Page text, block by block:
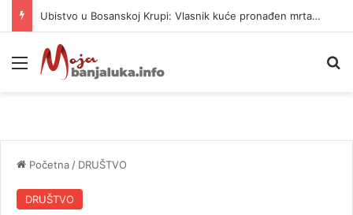
Neočekivan gost u Guči: Orban uživa uz trube i pečenje
Meni
Početna / DRUŠTVO
DRUŠTVO